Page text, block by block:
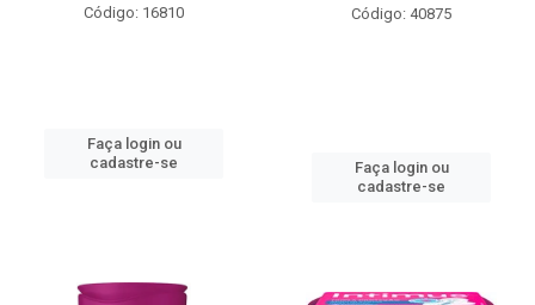
Código: 16810
Faça login ou
cadastre-se
Código: 40875
Faça login ou
cadastre-se